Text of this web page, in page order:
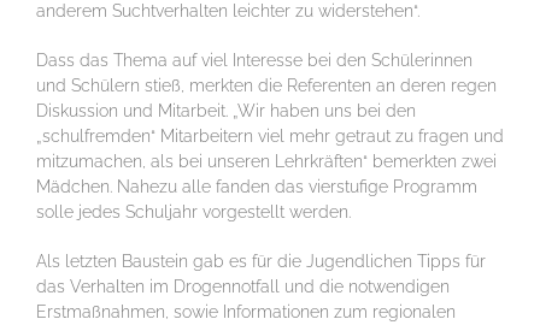
anderem Suchtverhalten leichter zu widerstehen“.
Dass das Thema auf viel Interesse bei den Schülerinnen
und Schülern stieß, merkten die Referenten an deren regen
Diskussion und Mitarbeit. „Wir haben uns bei den
„schulfremden“ Mitarbeitern viel mehr getraut zu fragen und
mitzumachen, als bei unseren Lehrkräften“ bemerkten zwei
Mädchen. Nahezu alle fanden das vierstufige Programm
solle jedes Schuljahr vorgestellt werden.
Als letzten Baustein gab es für die Jugendlichen Tipps für
das Verhalten im Drogennotfall und die notwendigen
Erstmaßnahmen, sowie Informationen zum regionalen